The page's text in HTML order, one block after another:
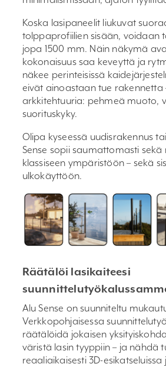
Koska lasipaneelit liukuvat
tolppaprofiilien sisään, voidaan
jopa 1500 mm. Näin näkymä
kokonaisuus saa keveyttä ja
näkee perinteisissä
eivät ainoastaan tue rakennetta
arkkitehtuuria: pehmeä muoto,
suorituskyky.
Olipa kyseessä uudisrakennus
Sense sopii saumattomasti
klassiseen ympäristöön – sekä
ulkokäyttöön.
Räätälöi lasikaiteesi
Alu Sense on suunniteltu
Verkkopohjaisessa
räätälöidä jokaisen
väristä lasin tyyppiin – ja nähdä
reaaliaikaisesti 3D-esikatseluissa